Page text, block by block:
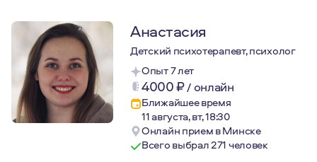
Анастасия
Детский психотерапевт, психолог
Опыт 7 лет
4000₽/ онлайн
Ближайшее время
11 августа, вт, 18:30
Онлайн прием в Минске
Всего выбрал 271 человек